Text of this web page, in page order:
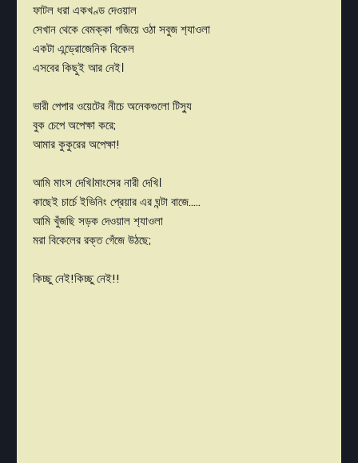
ফাটল ধরা একখণ্ড দেওয়াল
সেখান থেকে বেমক্কা গজিয়ে ওঠা সবুজ শ‍্যাওলা
একটা এন্ড্রোজেনিক বিকেল
এসবের কিছুই আর নেই।
ভারী পেপার ওয়েটের নীচে অনেকগুলো টিস্যু
বুক চেপে অপেক্ষা করে;
আমার কুকুরের অপেক্ষা!
আমি মাংস দেখি।মাংসের নারী দেখি।
কাছেই চার্চে ইভিনিং প্রেয়ার এর ঘন্টা বাজে.....
আমি খুঁজছি সড়ক দেওয়াল শ‍্যাওলা
মরা বিকেলের রক্ত গেঁজে উঠছে;
কিচ্ছু নেই!কিচ্ছু নেই!!